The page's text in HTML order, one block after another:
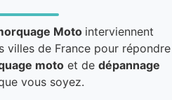
Moto interviennent
villes de France pour répondre
motoet de dépannage
vous soyez.